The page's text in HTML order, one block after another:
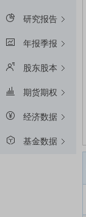
研究报告
年报季报
股东股本
期货期权
经济数据
基金数据